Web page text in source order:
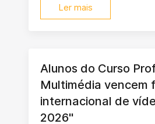
Ler mais
Alunos do Curso
Multimédia vencem
internacional de
2026"